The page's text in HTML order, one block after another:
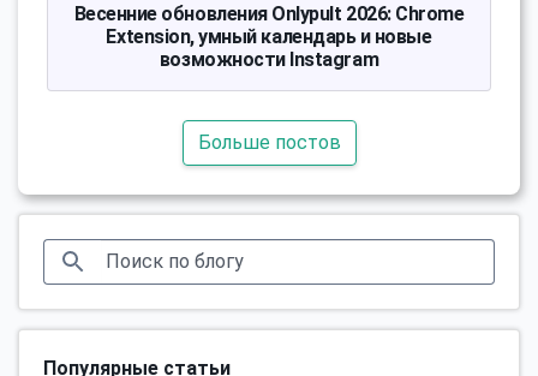
Весенние обновления Onlypult 2026: Chrome
Extension, умный календарь и новые
возможности Instagram
Больше постов
Популярные статьи